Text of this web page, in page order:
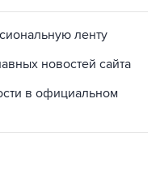
ленту
новостей сайта
в официальном